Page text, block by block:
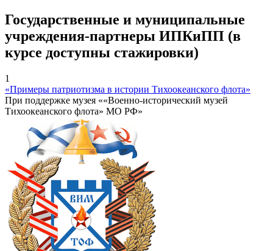
Государственные и муниципальные
учреждения-партнеры ИПКиПП (в
курсе доступны стажировки)
1
«Примеры патриотизма в истории Тихоокеанского флота»
При поддержке музея ««Военно-исторический музей
Тихоокеанского флота» МО РФ»